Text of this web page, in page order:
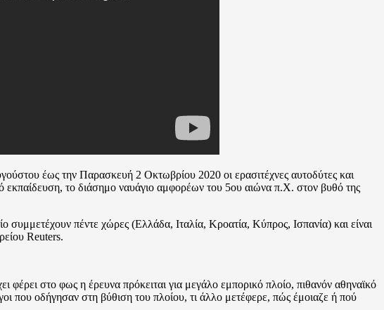
έως την Παρασκευή 2 Οκτωβρίου 2020 οι ερασιτέχνες αυτοδύτες και
εκπαίδευση, το διάσημο ναυάγιο αμφορέων του 5ου αιώνα π.Χ. στον βυθό της
πέντε χώρες (Ελλάδα, Ιταλία, Κροατία, Κύπρος, Ισπανία) και είναι
Reuters.
στο φως η έρευνα πρόκειται για μεγάλο εμπορικό πλοίο, πιθανόν αθηναϊκό
που οδήγησαν στη βύθιση του πλοίου, τι άλλο μετέφερε, πώς έμοιαζε ή πού